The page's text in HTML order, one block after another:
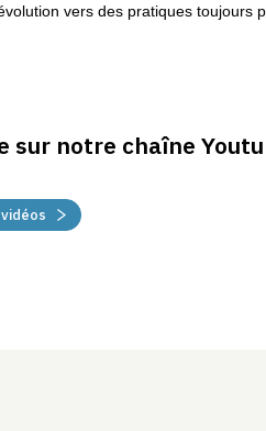
vers des pratiques toujours
sur notre chaîne